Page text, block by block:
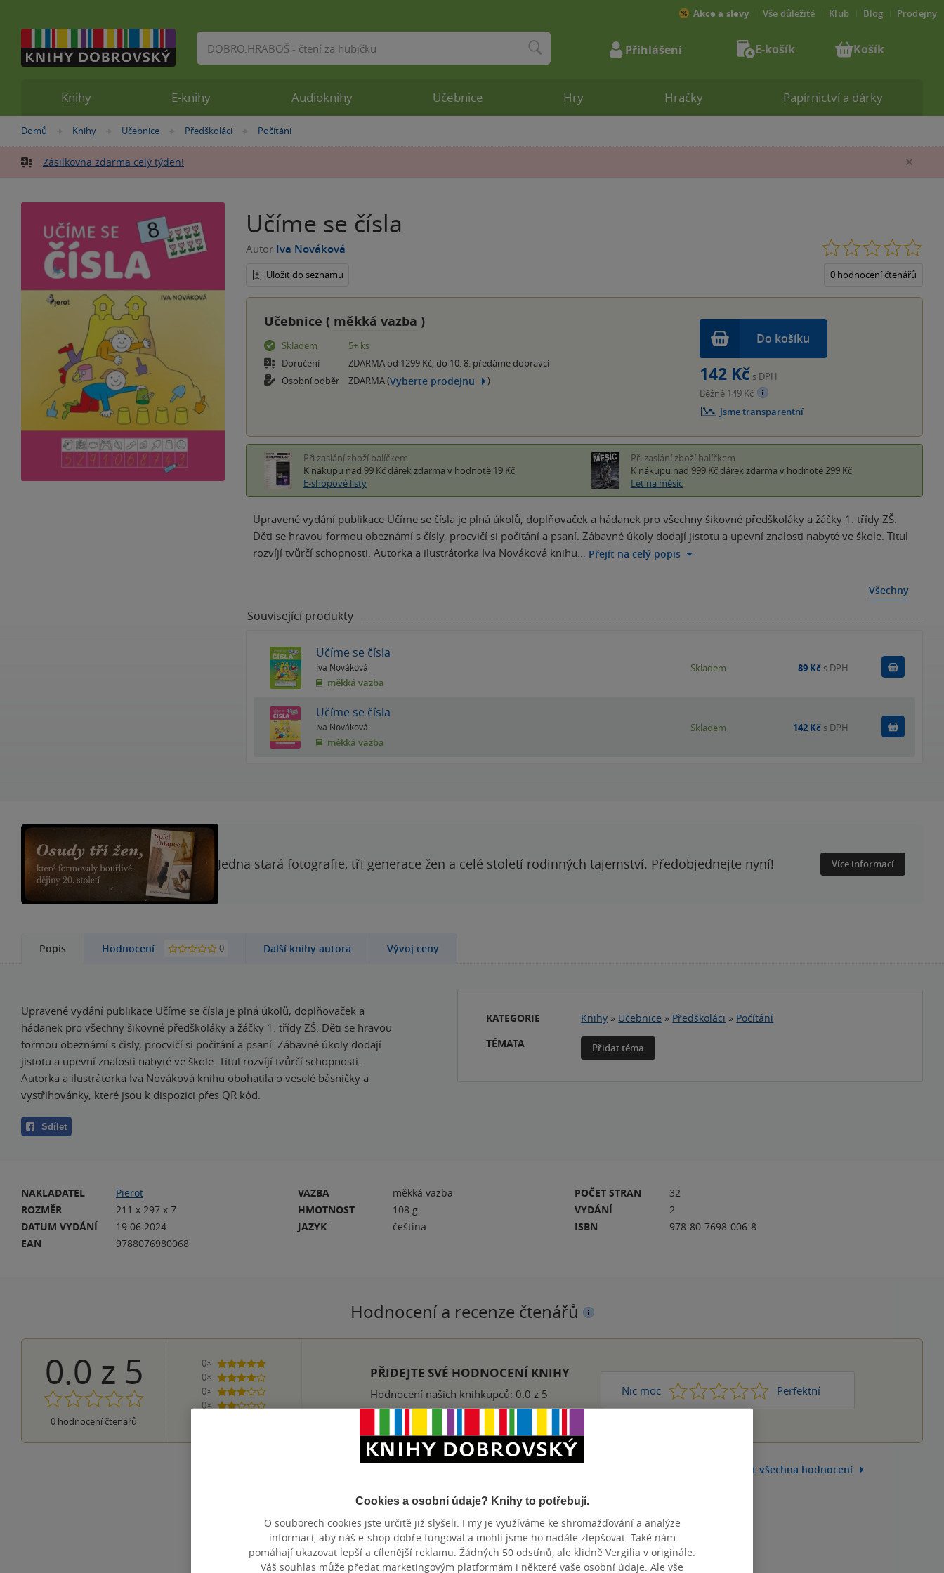
Nacházíte
zde:
Domů »
Knihy »
Učebnice »Předškoláci »Počítání
Zásilkovna zdarma celý týden!
Učíme se čísla
Autor Iva Nováková
Uložit do seznamu 0 hodnocení čtenářů
Učebnice ( měkká vazba )
Skladem
5+ ks
Doručení
ZDARMA od 1299 Kč, do 10. 8. předáme dopravci
Osobní odběr
ZDARMA (Vyberte prodejnu )
Do košíku
142 Kč s DPH
Běžně 149 Kč
Jsme transparentní
Při zaslání zboží balíčkem
K nákupu nad 99 Kč dárek zdarma v hodnotě 19 Kč
E-shopové listy
Při zaslání zboží balíčkem
K nákupu nad 999 Kč dárek zdarma v hodnotě 299 Kč
Let na měsíc
Upravené vydání publikace Učíme se čísla je plná úkolů, doplňovaček a hádanek pro všechny šikovné předškoláky a žáčky 1. třídy ZŠ.
Děti se hravou formou obeznámí s čísly, procvičí si počítání a psaní. Zábavné úkoly dodají jistotu a upevní znalosti nabyté ve škole. Titul
rozvíjí tvůrčí schopnosti. Autorka a ilustrátorka Iva Nováková knihu… Přejít na celý popis
Všechny
Související produkty
Učíme se čísla
Iva Nováková
měkká vazba
Skladem 89 Kč s DPH
Učíme se čísla
Iva Nováková
měkká vazba
Skladem 142 Kč s DPH
Jedna stará fotografie, tři generace žen a celé století rodinných tajemství. Předobjednejte nyní! Více informací
Popis Hodnocení 0 Další knihy autora Vývoj ceny
Upravené vydání publikace Učíme se čísla je plná úkolů, doplňovaček a
hádanek pro všechny šikovné předškoláky a žáčky 1. třídy ZŠ. Děti se hravou
formou obeznámí s čísly, procvičí si počítání a psaní. Zábavné úkoly dodají
jistotu a upevní znalosti nabyté ve škole. Titul rozvíjí tvůrčí schopnosti.
Autorka a ilustrátorka Iva Nováková knihu obohatila o veselé básničky a
vystřihovánky, které jsou k dispozici přes QR kód.
Sdílet
KATEGORIE Knihy » Učebnice » Předškoláci » Počítání
TÉMATA
Přidat téma
NAKLADATEL
Pierot
ROZMĚR
211 x 297 x 7
DATUM VYDÁNÍ
19.06.2024
EAN
9788076980068
VAZBA
měkká vazba
HMOTNOST
108 g
JAZYK
čeština
POČET STRAN
32
VYDÁNÍ
2
ISBN
978-80-7698-006-8
Hodnocení a recenze čtenářů
0.0 z 5
0 hodnocení čtenářů
0×
5 hvězdiček
0×
4 hvězdičky
0×
3 hvězdičky
0×
2 hvězdičky
PŘIDEJTE SVÉ HODNOCENÍ KNIHY
Hodnocení našich knihkupců: 0.0 z 5 Nic moc 1 2 3 4 Perfektní
5
Zobrazit všechna hodnocení
Přidat hodnocení
Knihy E-knihy Audioknihy Učebnice Hry Hračky Papírnictví a dárky
Akce a slevy Vše důležité Klub Blog Prodejny
Vyhledávání Přihlášení E-košík Košík
Cookies a osobní údaje? Knihy to potřebují.
O souborech cookies jste určitě již slyšeli. I my je využíváme ke shromažďování a analýze
informací, aby náš e-shop dobře fungoval a mohli jsme ho nadále zlepšovat. Také nám
pomáhají ukazovat lepší a cílenější reklamu. Žádných 50 odstínů, ale klidně Vergilia v originále.
Váš souhlas může předat marketingovým platformám i některé vaše osobní údaje. Ale vše